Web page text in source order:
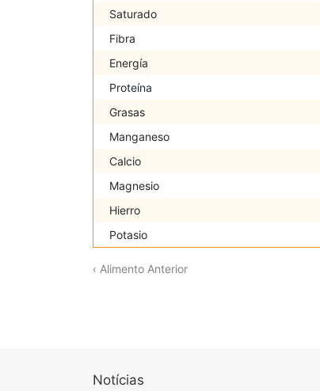
Saturado
Fibra
Energía
Proteína
Grasas
Manganeso
Calcio
Magnesio
Hierro
Potasio
‹ Alimento Anterior
Notícias